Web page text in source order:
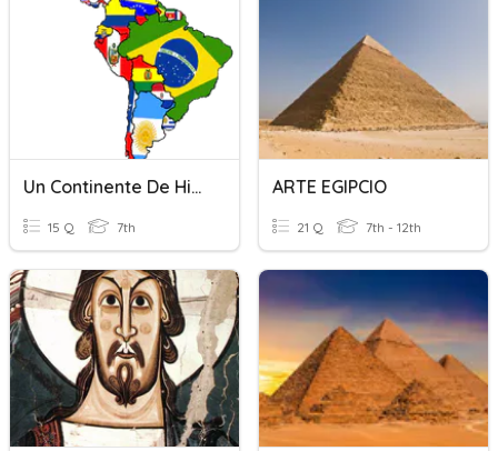
Un Continente De Historia Y Arte.
15 Q 7th
ARTE EGIPCIO
21 Q 7th - 12th